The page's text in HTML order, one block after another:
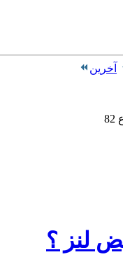
آخرین
لنز ؟